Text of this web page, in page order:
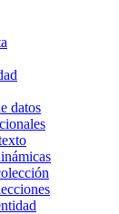
datos